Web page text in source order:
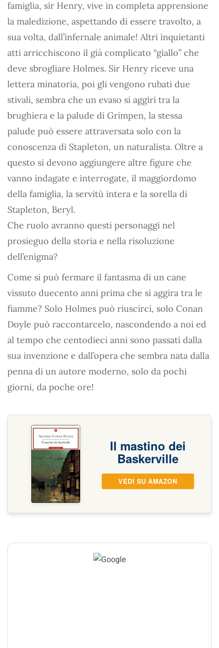
famiglia, sir Henry, vive in completa apprensione
la maledizione, aspettando di essere travolto, a
sua volta, dall’infernale animale! Altri inquietanti
atti arricchiscono il già complicato “giallo” che
deve sbrogliare Holmes. Sir Henry riceve una
lettera minatoria, poi gli vengono rubati due
stivali, sembra che un evaso si aggiri tra la
brughiera e la palude di Grimpen, la stessa
palude può essere attraversata solo con la
conoscenza di Stapleton, un naturalista. Oltre a
questo si devono aggiungere altre figure che
vanno indagate e interrogate, il maggiordomo
della famiglia, la servitù intera e la sorella di
Stapleton, Beryl.
Che ruolo avranno questi personaggi nel
prosieguo della storia e nella risoluzione
dell’enigma?
Come si può fermare il fantasma di un cane
vissuto duecento anni prima che si aggira tra le
fiamme? Solo Holmes può riuscirci, solo Conan
Doyle può raccontarcelo, nascondendo a noi ed
al tempo che centodieci anni sono passati dalla
sua invenzione e dall’opera che sembra nata dalla
penna di un autore moderno, solo da pochi
giorni, da poche ore!
Il mastino dei
Baskerville
VEDI SU AMAZON